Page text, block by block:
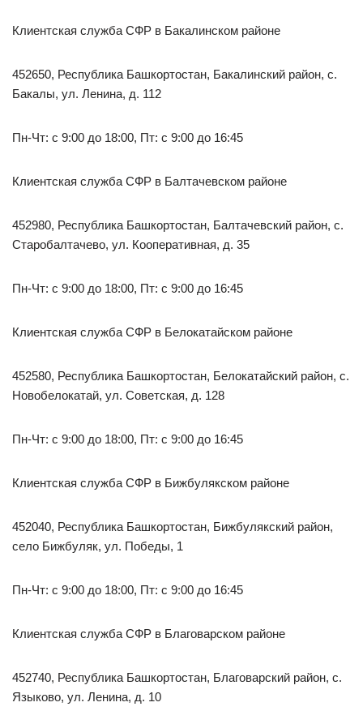
Клиентская служба СФР в Бакалинском районе
452650, Республика Башкортостан, Бакалинский район, с.
Бакалы, ул. Ленина, д. 112
Пн-Чт: с 9:00 до 18:00, Пт: с 9:00 до 16:45
Клиентская служба СФР в Балтачевском районе
452980, Республика Башкортостан, Балтачевский район, с.
Старобалтачево, ул. Кооперативная, д. 35
Пн-Чт: с 9:00 до 18:00, Пт: с 9:00 до 16:45
Клиентская служба СФР в Белокатайском районе
452580, Республика Башкортостан, Белокатайский район, с.
Новобелокатай, ул. Советская, д. 128
Пн-Чт: с 9:00 до 18:00, Пт: с 9:00 до 16:45
Клиентская служба СФР в Бижбулякском районе
452040, Республика Башкортостан, Бижбулякский район,
село Бижбуляк, ул. Победы, 1
Пн-Чт: с 9:00 до 18:00, Пт: с 9:00 до 16:45
Клиентская служба СФР в Благоварском районе
452740, Республика Башкортостан, Благоварский район, с.
Языково, ул. Ленина, д. 10